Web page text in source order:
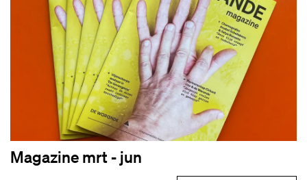
Magazine mrt - jun